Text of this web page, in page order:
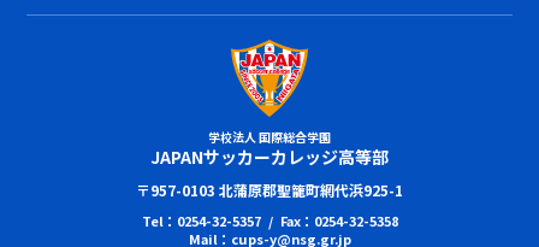
学校法人 国際総合学園
JAPANサッカーカレッジ高等部
〒957-0103 北蒲原郡聖籠町網代浜925-1
Tel：0254-32-5357 / Fax：0254-32-5358
Mail：cups-y@nsg.gr.jp